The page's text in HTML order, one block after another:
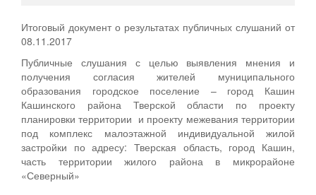
Итоговый документ о результатах публичных слушаний от
08.11.2017
Публичные слушания с целью выявления мнения и
получения согласия жителей муниципального
образования городское поселение – город Кашин
Кашинского района Тверской области по проекту
планировки территории и проекту межевания территории
под комплекс малоэтажной индивидуальной жилой
застройки по адресу: Тверская область, город Кашин,
часть территории жилого района в микрорайоне
«Северный»